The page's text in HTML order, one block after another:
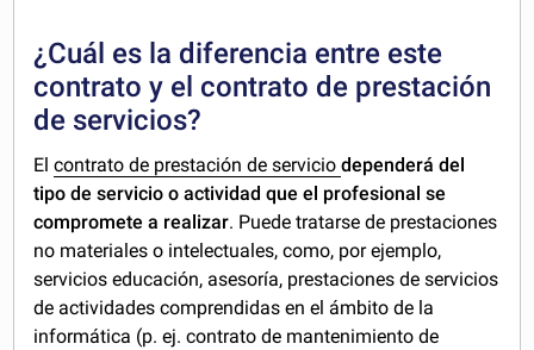
¿Cuál es la diferencia entre este
contrato y el contrato de prestación
de servicios?
Elcontrato de prestación de serviciodependerá del
tipo de servicio o actividad que el profesional se
compromete a realizar. Puede tratarse de prestaciones
no materiales o intelectuales, como, por ejemplo,
servicios educación, asesoría, prestaciones de servicios
de actividades comprendidas en el ámbito de la
informática (p. ej. contrato de mantenimiento de